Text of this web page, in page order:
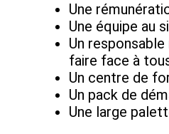
Une
Une équipe au
Un
faire face à
Un centre de
Un pack de
Une large